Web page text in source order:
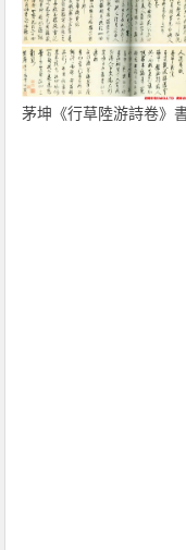
茅坤《行草陸游詩卷》